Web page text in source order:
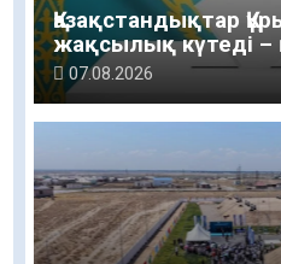
Қазақстандықтар
жақсылық күтеді –
зерттеуі
07.08.2026